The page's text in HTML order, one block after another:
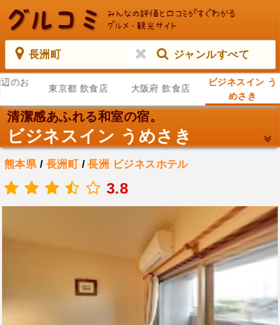
長洲町 ジャンルすべて
のお
東京都 飲食店 大阪府 飲食店
ビジネスイン う
めさき
清潔感あふれる和室の宿。
ビジネスイン うめさき
熊本県 / 長洲町/長洲 ビジネスホテル
3.8